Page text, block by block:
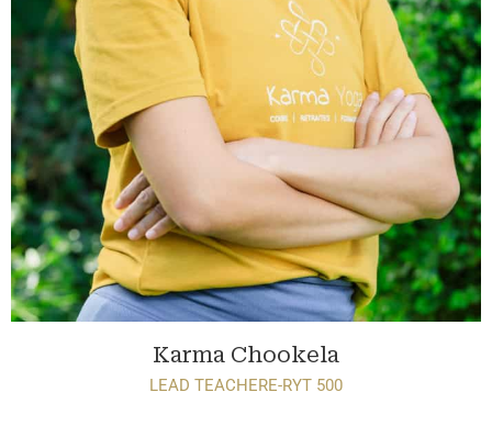
Karma Chookela
LEAD TEACHERE-RYT 500